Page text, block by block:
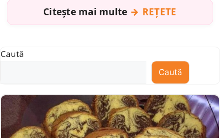
Citește mai multe REȚETE
Caută
Caută